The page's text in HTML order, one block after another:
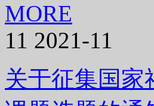
MORE
11 2021-11
关于征集国家